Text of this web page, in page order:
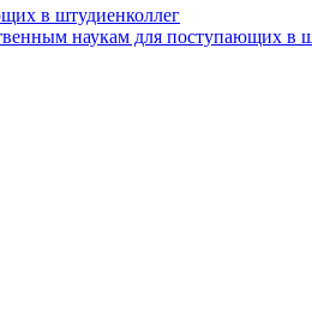
в штудиенколлег
наукам для поступающих в